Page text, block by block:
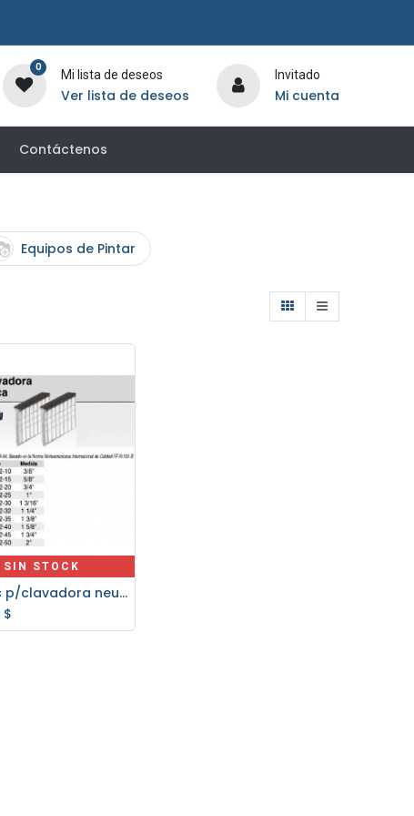
0
Mi lista de deseos
Ver lista de deseos
Invitado
Mi cuenta
Contáctenos
Equipos de Pintar
SIN STOCK
Clavos p/clavadora neumatica Truper 1" - 5000 un.
$